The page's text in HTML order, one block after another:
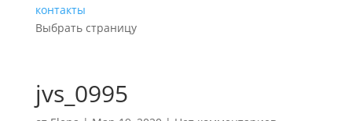
контакты
Выбрать страницу
jvs_0995